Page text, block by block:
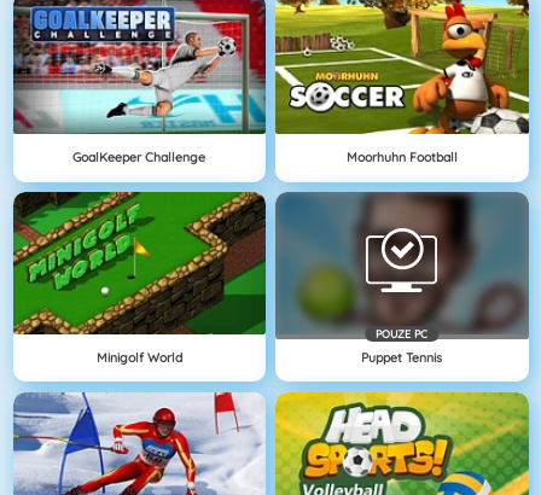
GoalKeeper Challenge Moorhuhn Football
Minigolf World
POUZE PC
Puppet Tennis